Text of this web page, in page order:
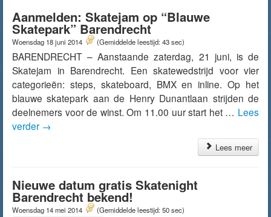
Aanmelden: Skatejam op “Blauwe
Skatepark” Barendrecht
Woensdag 18 juni 2014 (Gemiddelde leestijd: 43 sec)
BARENDRECHT – Aanstaande zaterdag, 21 juni, is de
Skatejam in Barendrecht. Een skatewedstrijd voor vier
categorieën: steps, skateboard, BMX en inline. Op het
blauwe skatepark aan de Henry Dunantlaan strijden de
deelnemers voor de winst. Om 11.00 uur start het … Lees
verder →
Lees meer
Nieuwe datum gratis Skatenight
Barendrecht bekend!
Woensdag 14 mei 2014 (Gemiddelde leestijd: 50 sec)